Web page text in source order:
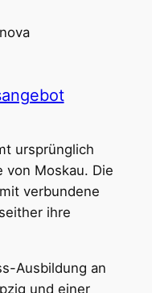
ursprünglich
von Moskau. Die
verbundene
ihre
Ausbildung an
und einer